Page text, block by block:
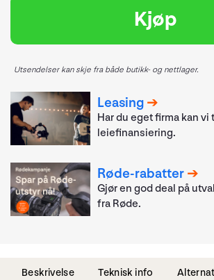
Kjøp
Utsendelser kan skje fra både butikk- og nettlager.
Leasing
Har du eget firma kan
leiefinansiering.
Røde-rabatter
Gjør en god deal på
fra Røde.
Beskrivelse Teknisk info